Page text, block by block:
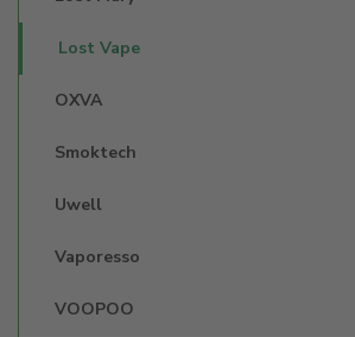
Lost Vape
OXVA
Smoktech
Uwell
Vaporesso
VOOPOO